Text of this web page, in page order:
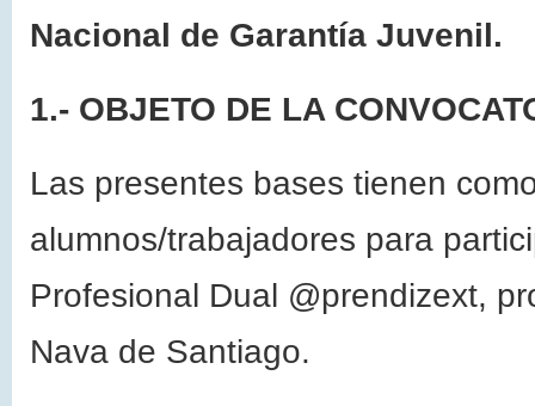
Nacional de Garantía Juvenil.
1.- OBJETO DE LA
Las presentes bases tienen
alumnos/trabajadores para
Profesional Dual @prendizext,
Nava de Santiago.